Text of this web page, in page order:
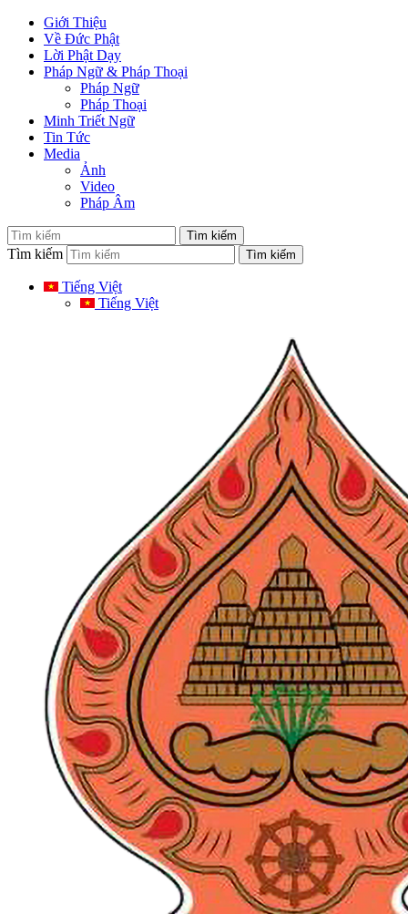
Giới Thiệu
Về Đức Phật
Lời Phật Dạy
Pháp Ngữ & Pháp Thoại
Pháp Ngữ
Pháp Thoại
Minh Triết Ngữ
Tin Tức
Media
Ảnh
Video
Pháp Âm
Tìm kiếm
Tiếng Việt
Tiếng Việt